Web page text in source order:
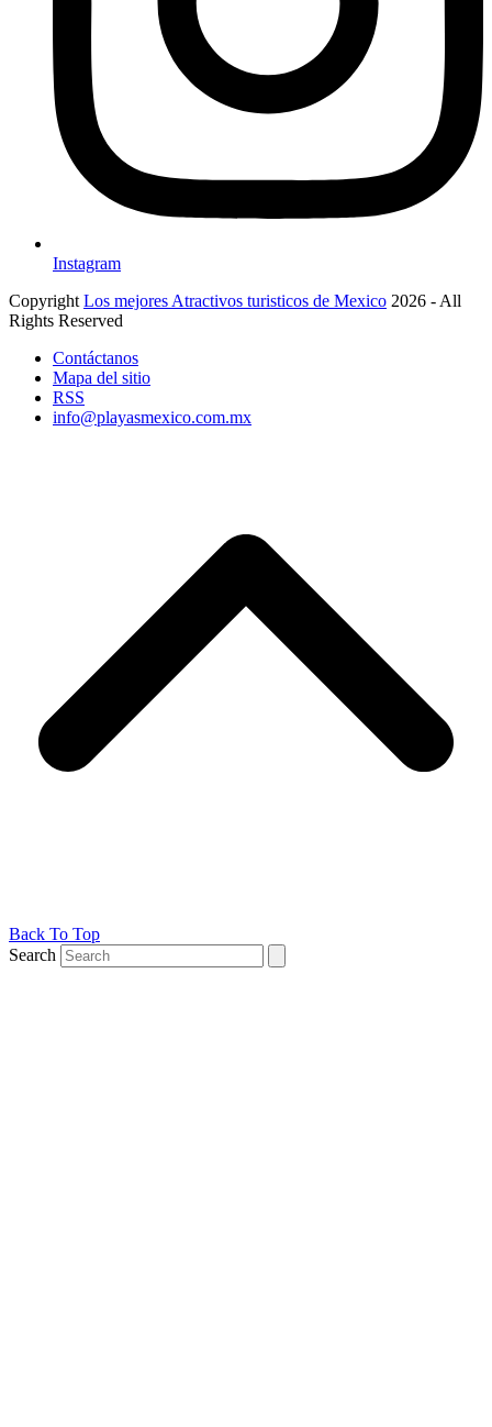
Instagram
Copyright Los mejores Atractivos turisticos de Mexico 2026 - All
Rights Reserved
Contáctanos
Mapa del sitio
RSS
info@playasmexico.com.mx
Back To Top
Search